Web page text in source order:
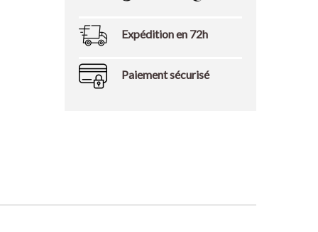
Expédition en 72h
Paiement sécurisé